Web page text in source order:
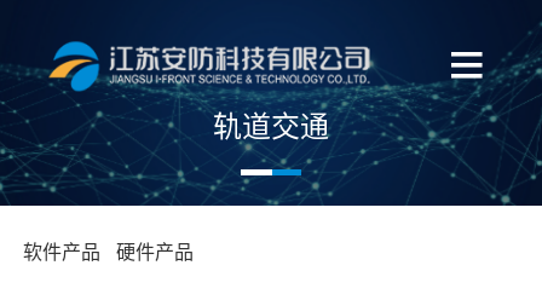
轨道交通
软件产品 硬件产品